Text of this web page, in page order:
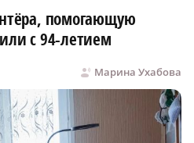
помогающую
с 94-летием
Марина Ухабова